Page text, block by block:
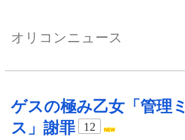
オリコンニュース
ゲスの極み乙女「管理ミ
ス」謝罪
12